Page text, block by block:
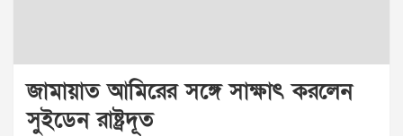
জামায়াত আমিরের সঙ্গে সাক্ষাৎ করলেন
সুইডেন রাষ্ট্রদূত